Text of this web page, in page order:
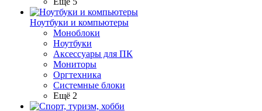
Ноутбуки и компьютеры
Моноблоки
Ноутбуки
Аксессуары для ПК
Мониторы
Оргтехника
Системные блоки
Ещё 2